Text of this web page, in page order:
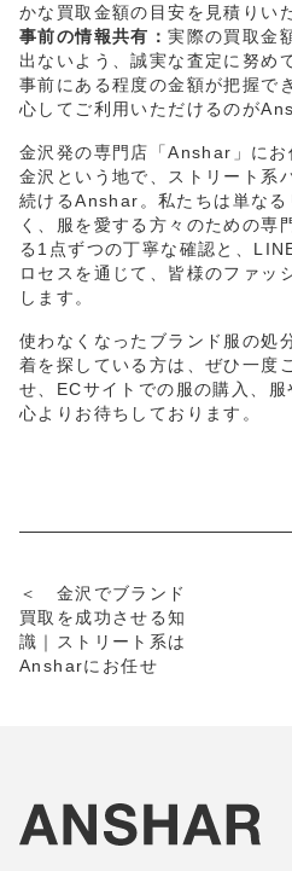
かな買取金額の目安を見積りい
事前の情報共有：実際の買取金
出ないよう、誠実な査定に努め
事前にある程度の金額が把握で
心してご利用いただけるのが
金沢発の専門店「Anshar」にお
金沢という地で、ストリート系
続けるAnshar。私たちは単な
く、服を愛する方々のための専
る1点ずつの丁寧な確認と、
ロセスを通じて、皆様のファッ
します。
使わなくなったブランド服の処
着を探している方は、ぜひ一度
せ、ECサイトでの服の購入、
心よりお待ちしております。
＜ 金沢でブランド
買取を成功させる知
識｜ストリート系は
Ansharにお任せ